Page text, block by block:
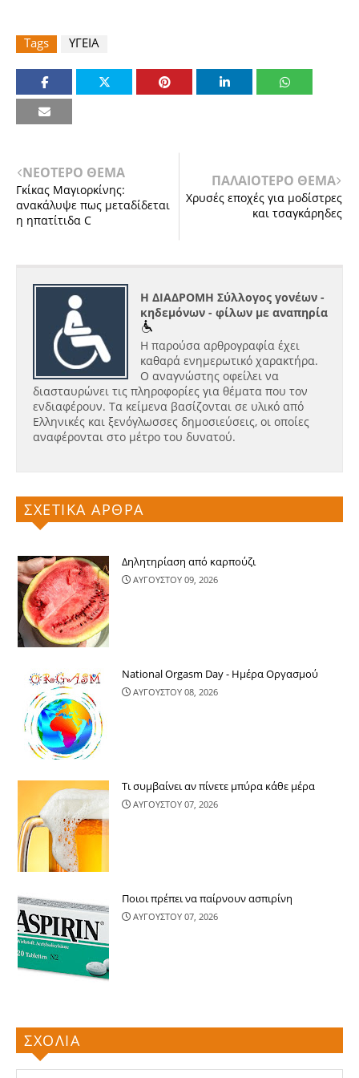
Tags ΥΓΕΙΑ
ΝΕΟΤΕΡΟ ΘΕΜΑ
Γκίκας Μαγιορκίνης:
ανακάλυψε πως μεταδίδεται
η ηπατίτιδα C
ΠΑΛΑΙΟΤΕΡΟ ΘΕΜΑ
Χρυσές εποχές για μοδίστρες
και τσαγκάρηδες
Η ΔΙΑΔΡΟΜΗ Σύλλογος γονέων -
κηδεμόνων - φίλων με αναπηρία
Η παρούσα αρθρογραφία έχει
καθαρά ενημερωτικό χαρακτήρα.
Ο αναγνώστης οφείλει να
διασταυρώνει τις πληροφορίες για θέματα που τον
ενδιαφέρουν. Τα κείμενα βασίζονται σε υλικό από
Ελληνικές και ξενόγλωσσες δημοσιεύσεις, οι οποίες
αναφέρονται στο μέτρο του δυνατού.
ΣΧΕΤΙΚΑ ΑΡΘΡΑ
Δηλητηρίαση από καρπούζι
ΑΥΓΟΥΣΤΟΥ 09, 2026
National Orgasm Day - Ημέρα Oργασμού
ΑΥΓΟΥΣΤΟΥ 08, 2026
Τι συμβαίνει αν πίνετε μπύρα κάθε μέρα
ΑΥΓΟΥΣΤΟΥ 07, 2026
Ποιοι πρέπει να παίρνουν ασπιρίνη
ΑΥΓΟΥΣΤΟΥ 07, 2026
ΣΧΟΛΙΑ